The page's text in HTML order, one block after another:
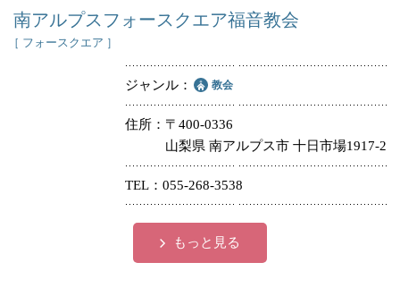
南アルプスフォースクエア福音教会
［ フォースクエア ］
ジャンル 教会
住所
〒400-0336
山梨県 南アルプス市 十日市場1917-2
TEL 055-268-3538
もっと見る